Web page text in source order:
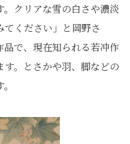
クリアな雪の白さや濃淡
ください」と岡野さ
品で、現在知られる若冲作
。とさかや羽、脚などの